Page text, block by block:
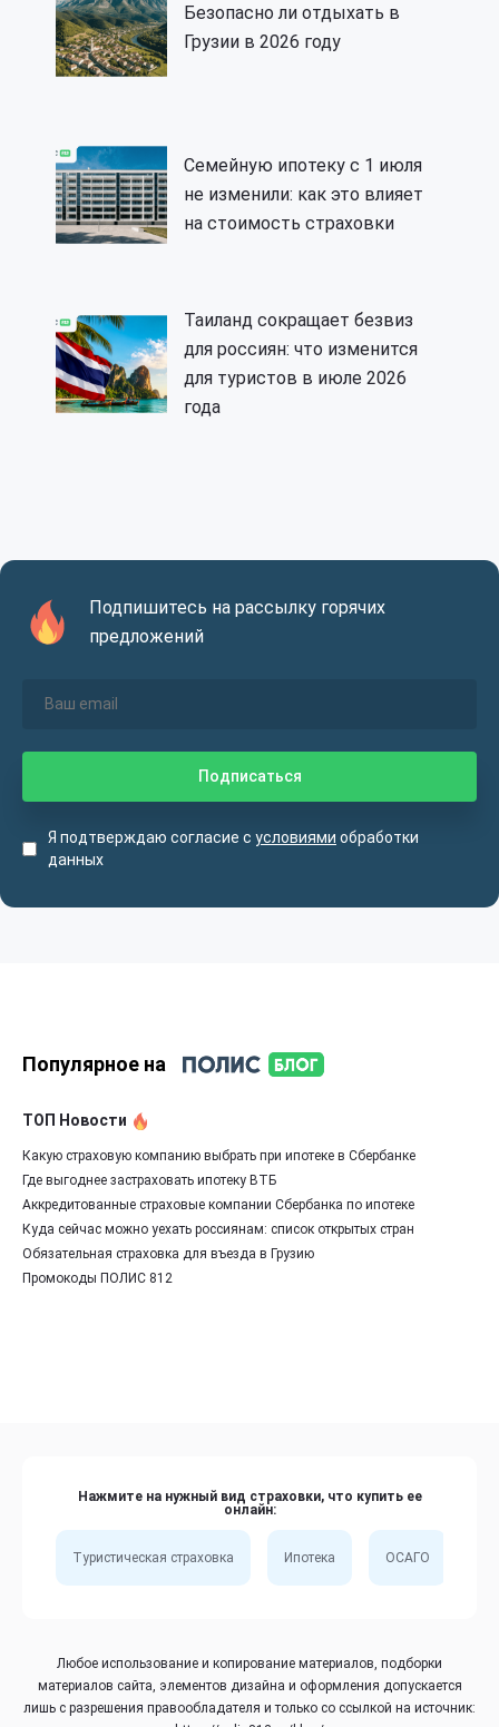
Безопасно ли отдыхать в
Грузии в 2026 году
Семейную ипотеку с 1 июля
не изменили: как это влияет
на стоимость страховки
Таиланд сокращает безвиз
для россиян: что изменится
для туристов в июле 2026
года
Подпишитесь на рассылку горячих
предложений
Я подтверждаю согласие с условиями обработки
данных
Популярное на
ТОП Новости
Какую страховую компанию выбрать при ипотеке в Сбербанке
Где выгоднее застраховать ипотеку ВТБ
Аккредитованные страховые компании Сбербанка по ипотеке
Куда сейчас можно уехать россиянам: список открытых стран
Обязательная страховка для въезда в Грузию
Промокоды ПОЛИС 812
Нажмите на нужный вид страховки, что купить ее
онлайн:
Туристическая страховка Ипотека ОСАГО
Любое использование и копирование материалов, подборки
материалов сайта, элементов дизайна и оформления допускается
лишь с разрешения правообладателя и только со ссылкой на источник: